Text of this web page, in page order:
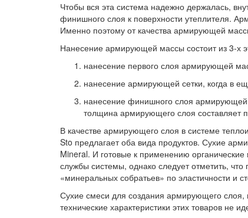
Чтобы вся эта система надежно держалась,
финишного слоя к поверхности утеплителя.
Именно поэтому от качества армирующей
Нанесение армирующей массы состоит из 3-х
нанесение первого слоя армирующей
нанесение армирующей сетки, когда в
нанесение финишного слоя
толщина армирующего слоя составляет
В качестве армирующего слоя в системе
Sto предлагает оба вида продуктов. Сухие
Mineral. И готовые к применению
службы системы, однако следует отметить,
«минеральных собратьев» по эластичности и
Сухие смеси для создания армирующего слоя,
технические характеристики этих товаров не